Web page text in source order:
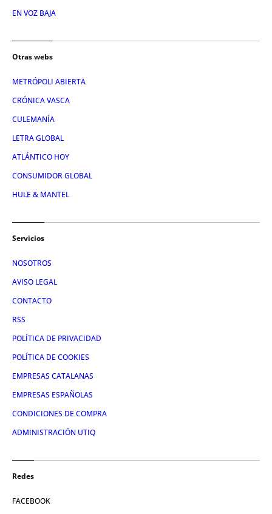
EN VOZ BAJA
Otras webs
METRÓPOLI ABIERTA
CRÓNICA VASCA
CULEMANÍA
LETRA GLOBAL
ATLÁNTICO HOY
CONSUMIDOR GLOBAL
HULE & MANTEL
Servicios
NOSOTROS
AVISO LEGAL
CONTACTO
RSS
POLÍTICA DE PRIVACIDAD
POLÍTICA DE COOKIES
EMPRESAS CATALANAS
EMPRESAS ESPAÑOLAS
CONDICIONES DE COMPRA
ADMINISTRACIÓN UTIQ
Redes
FACEBOOK